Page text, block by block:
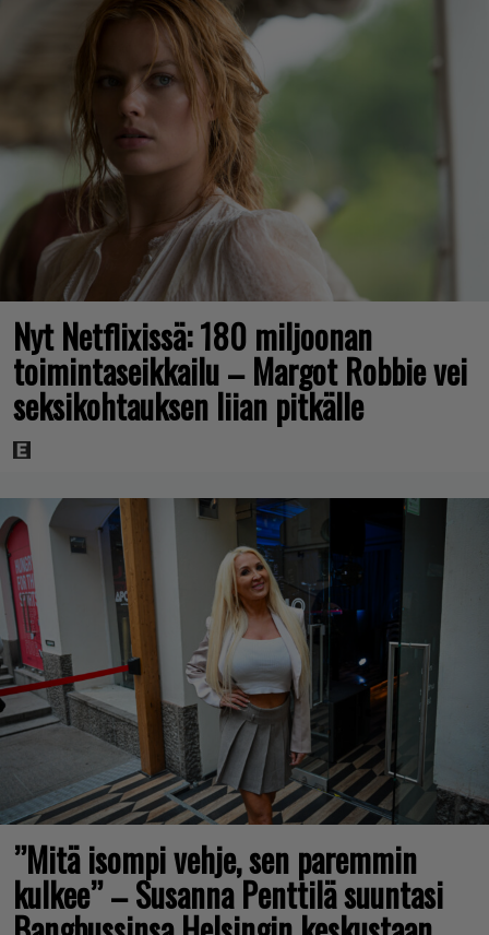
Nyt Netflixissä: 180 miljoonan
toimintaseikkailu – Margot Robbie vei
seksikohtauksen liian pitkälle
”Mitä isompi vehje, sen paremmin
kulkee” – Susanna Penttilä suuntasi